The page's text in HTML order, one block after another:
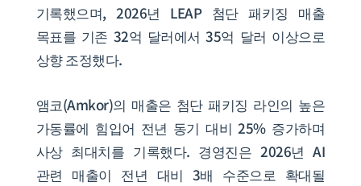
기록했으며, 2026년 LEAP 첨단 패키징 매출
목표를 기존 32억 달러에서 35억 달러 이상으로
상향 조정했다.
앰코(Amkor)의 매출은 첨단 패키징 라인의 높은
가동률에 힘입어 전년 동기 대비 25% 증가하며
사상 최대치를 기록했다. 경영진은 2026년 AI
관련 매출이 전년 대비 3배 수준으로 확대될